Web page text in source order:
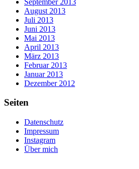
August 2013
Juli 2013
Juni 2013
Mai 2013
April 2013
März 2013
Februar 2013
Januar 2013
Dezember 2012
Seiten
Datenschutz
Impressum
Instagram
Über mich